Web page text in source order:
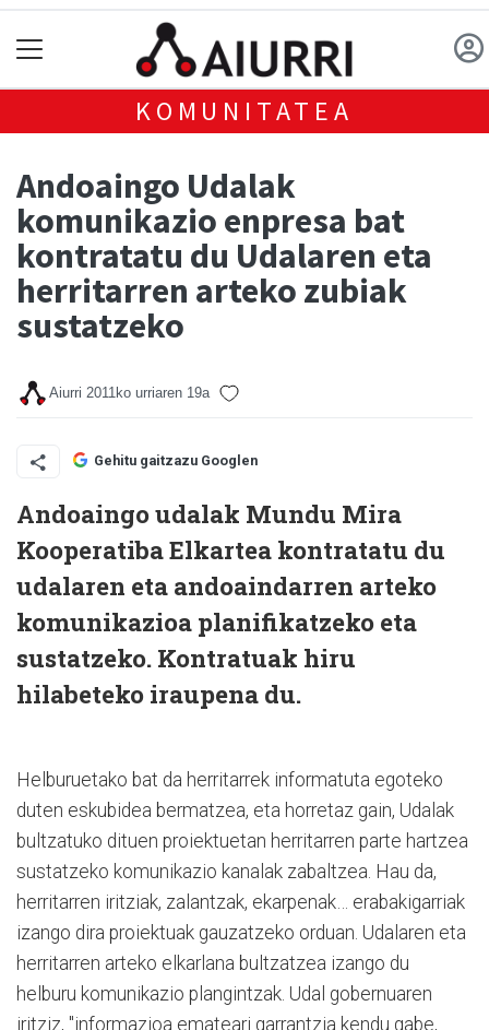
KOMUNITATEA
Andoaingo Udalak
komunikazio enpresa bat
kontratatu du Udalaren eta
herritarren arteko zubiak
sustatzeko
Aiurri 2011ko urriaren 19a
Gehitu gaitzazu Googlen
Andoaingo udalak Mundu Mira
Kooperatiba Elkartea kontratatu du
udalaren eta andoaindarren arteko
komunikazioa planifikatzeko eta
sustatzeko. Kontratuak hiru
hilabeteko iraupena du.
Helburuetako bat da herritarrek informatuta egoteko
duten eskubidea bermatzea, eta horretaz gain, Udalak
bultzatuko dituen proiektuetan herritarren parte hartzea
sustatzeko komunikazio kanalak zabaltzea. Hau da,
herritarren iritziak, zalantzak, ekarpenak… erabakigarriak
izango dira proiektuak gauzatzeko orduan. Udalaren eta
herritarren arteko elkarlana bultzatzea izango du
helburu komunikazio plangintzak. Udal gobernuaren
iritziz, "informazioa emateari garrantzia kendu gabe,